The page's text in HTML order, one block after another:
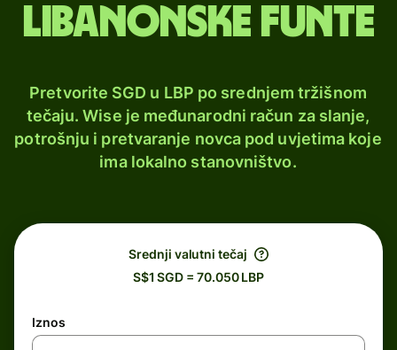
libanonske funte
Pretvorite SGD u LBP po srednjem tržišnom
tečaju. Wise je međunarodni račun za slanje,
potrošnju i pretvaranje novca pod uvjetima koje
ima lokalno stanovništvo.
Srednji valutni tečaj
S$1 SGD = 70.050 LBP
Iznos